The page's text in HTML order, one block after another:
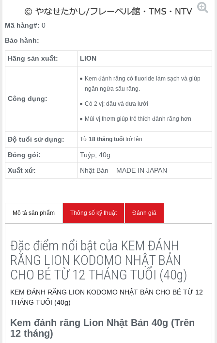
Mã hàng#: 0
Bảo hành:
Hãng sản xuất: LION
Công dụng:
Kem đánh răng có fluoride làm sạch và giúp
ngăn ngừa sâu răng.
Có 2 vị: dâu và dưa lưới
Mùi vị thơm giúp trẻ thích đánh răng hơn
Độ tuổi sử dụng: Từ 18 tháng tuổi trở lên
Đóng gói:
Tuýp, 40g
Xuất xứ:
Nhật Bản – MADE IN JAPAN
Mô tả sản phẩm Thông số kỹ thuật Đánh giá
Đặc điểm nổi bật của KEM ĐÁNH
RĂNG LION KODOMO NHẬT BẢN
CHO BÉ TỪ 12 THÁNG TUỔI (40g)
KEM ĐÁNH RĂNG LION KODOMO NHẬT BẢN CHO BÉ TỪ 12
THÁNG TUỔI (40g)
Kem đánh răng Lion Nhật Bản 40g (Trên
12 tháng)